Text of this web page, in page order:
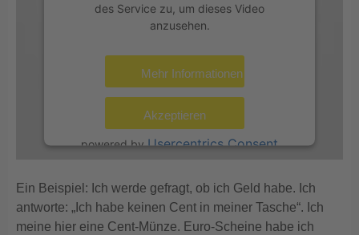
des Service zu, um dieses Video
anzusehen.
Mehr Informationen
Akzeptieren
powered byUsercentrics Consent
Ein Beispiel: Ich werde gefragt, ob ich Geld habe. Ich
antworte: „Ich habe keinen Cent in meiner Tasche“. Ich
meine hier eine Cent-Münze. Euro-Scheine habe ich